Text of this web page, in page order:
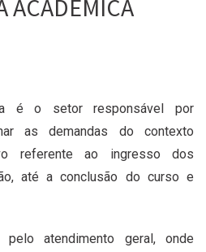
ACADÊMICA
é o setor responsável por
as demandas do contexto
referente ao ingresso dos
até a conclusão do curso e
pelo atendimento geral, onde